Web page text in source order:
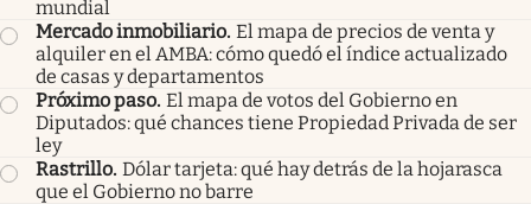
mundial
Mercado inmobiliario. El mapa de precios de venta y
alquiler en el AMBA: cómo quedó el índice actualizado
de casas y departamentos
Próximo paso. El mapa de votos del Gobierno en
Diputados: qué chances tiene Propiedad Privada de ser
ley
Rastrillo. Dólar tarjeta: qué hay detrás de la hojarasca
que el Gobierno no barre